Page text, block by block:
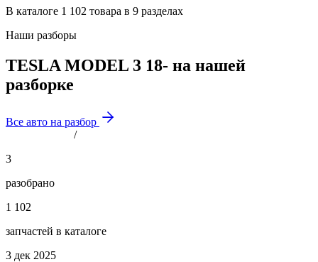
В каталоге 1 102 товара в 9 разделах
Наши разборы
TESLA MODEL 3 18- на нашей
разборке
Все авто на разбор
/
3
разобрано
1 102
запчастей в каталоге
3 дек 2025